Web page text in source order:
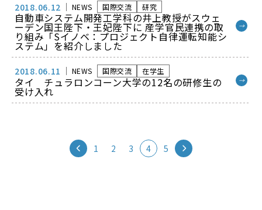
2018.06.12 NEWS 国際交流 研究
自動車システム開発工学科の井上教授がスウェ
ーデン国王陛下・王妃陛下に 産学官民連携の取
り組み「Sイノベ：プロジェクト自律運転知能シ
ステム」を紹介しました
→
2018.06.11 NEWS 国際交流 在学生
タイ チュラロンコーン大学の12名の研修生の
受け入れ
→
1 2 3 4 5